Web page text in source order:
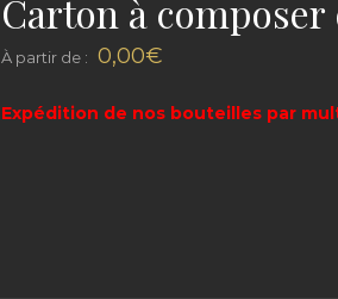
Carton à
À partir de : 0,00€
Expédition de nos bouteilles par